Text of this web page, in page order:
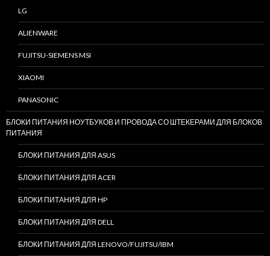
LG
ALIENWARE
FUJITSU-SIEMENS MSI
XIAOMI
PANASONIC
БЛОКИ ПИТАНИЯ НОУТБУКОВ И ПРОВОДА СО ШТЕКЕРАМИ ДЛЯ БЛОКОВ
ПИТАНИЯ
БЛОКИ ПИТАНИЯ ДЛЯ ASUS
БЛОКИ ПИТАНИЯ ДЛЯ ACER
БЛОКИ ПИТАНИЯ ДЛЯ HP
БЛОКИ ПИТАНИЯ ДЛЯ DELL
БЛОКИ ПИТАНИЯ ДЛЯ LENOVO/FUJITSU/IBM